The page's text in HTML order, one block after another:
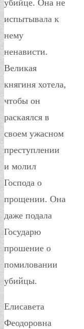
убийце. Она не
испытывала к
нему
ненависти.
Великая
княгиня хотела,
чтобы он
раскаялся в
своем ужасном
преступлении
и молил
Господа о
прощении. Она
даже подала
Государю
прошение о
помиловании
убийцы.
Елисавета
Феодоровна